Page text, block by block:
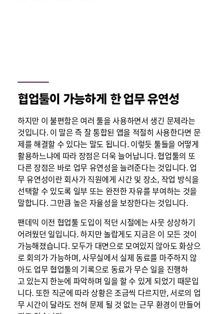
협업툴이 가능하게 한 업무 유연성
하지만 이 불편함은 여러 툴을 사용하면서 생긴 문제라는
것입니다. 이 말은 즉 잘 통합된 앱을 적절히 사용한다면 문
제를 해결할 수 있다는 말도 됩니다. 이렇듯 툴들을 어떻게
활용하느냐에 따라 장점은 더욱 늘어납니다. 협업툴의 또
다른 장점은 바로 업무 유연성을 늘려준다는 것입니다. 업
무 유연성이란 회사가 직원에게 시간 및 장소, 작업 방식을
선택할 수 있도록 일부 또는 완전한 자유를 부여하는 것을
말합니다. 그만큼 높은 자율성을 보장한다는 것입니다.
팬데믹 이전 협업툴 도입이 적던 시절에는 사뭇 상상하기
어려웠던 일입니다. 하지만 놀랍게도 지금은 이 모든 것이
가능해졌습니다. 모두가 대면으로 모여있지 않아도 화상으
로 회의가 가능하며, 사무실에서 실제 동료를 마주하지 않
아도 업무 협업툴의 기록으로 동료가 무슨 일을 진행하
고 있는지 한눈에 파악하며 일을 할 수 있게 되었기 때문입
니다. 또한 직군에 따라 상황은 조금씩 다르지만, 서로의 업
무 시간이 달라도 전혀 문제 될 것 없는 근무 환경이 만들어